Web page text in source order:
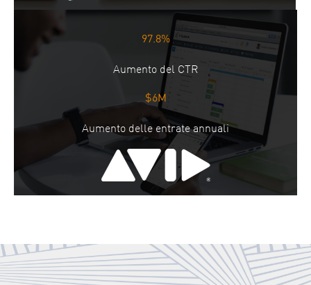
97.8%
Aumento del CTR
$6M
Aumento delle entrate annuali